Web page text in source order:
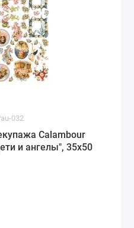
032
Calambour
и ангелы", 35х50